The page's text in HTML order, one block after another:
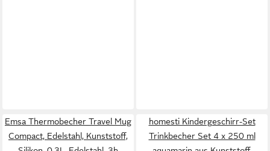
Emsa Thermobecher Travel Mug
Compact, Edelstahl, Kunststoff,
homesti Kindergeschirr-Set
Trinkbecher Set 4 x 250 ml